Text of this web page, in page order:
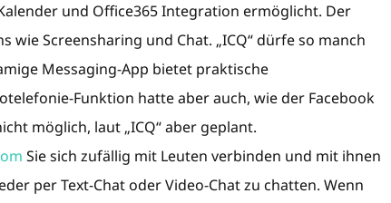
und Office365 Integration ermöglicht. Der
Screensharing und Chat. „ICQ“ dürfe so manch
Messaging-App bietet praktische
Funktion hatte aber auch, wie der Facebook
möglich, laut „ICQ“ aber geplant.
Sie sich zufällig mit Leuten verbinden und mit ihnen
per Text-Chat oder Video-Chat zu chatten. Wenn